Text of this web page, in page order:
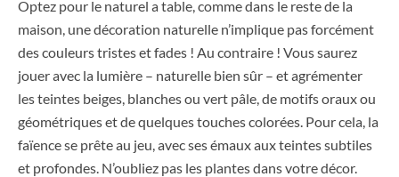
Optez pour le naturel a table, comme dans le reste de la
maison, une décoration naturelle n’implique pas forcément
des couleurs tristes et fades ! Au contraire ! Vous saurez
jouer avec la lumière – naturelle bien sûr – et agrémenter
les teintes beiges, blanches ou vert pâle, de motifs oraux ou
géométriques et de quelques touches colorées. Pour cela, la
faïence se prête au jeu, avec ses émaux aux teintes subtiles
et profondes. N’oubliez pas les plantes dans votre décor.